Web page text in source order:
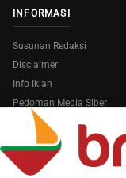
INFORMASI
Susunan Redaksi
Disclaimer
Info Iklan
Pedoman Media Siber
Copyright ©